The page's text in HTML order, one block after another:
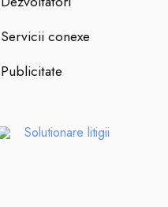
Servicii conexe
Publicitate